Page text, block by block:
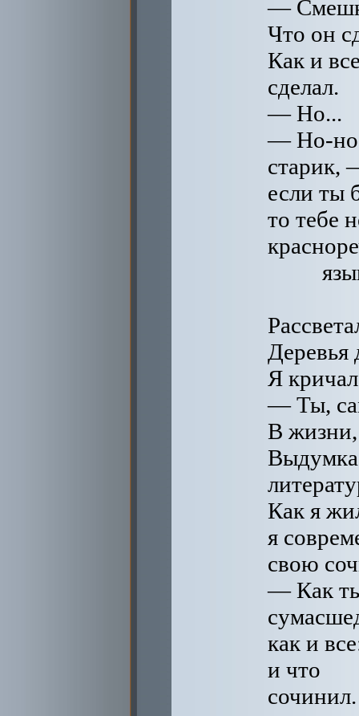
—
Что он
Как и
сделал.
— Но...
— Но-но-
старик,
если ты
то тебе
Деревья
Я
— Ты,
В
Выдумка
Как я
я
свою
— Как
как и
и что
сочинил.